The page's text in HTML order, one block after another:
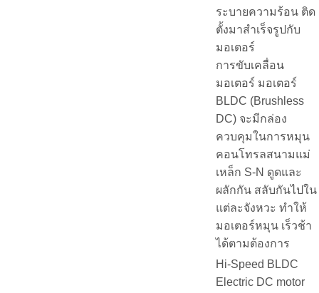
ระบายความร้อน ติด
ตั้งมาสำเร็จรูปกับ
มอเตอร์
การขับเคลื่อน
มอเตอร์ มอเตอร์
BLDC (Brushless
DC) จะมีกล่อง
ควบคุมในการหมุน
คอนโทรลสนามแม่
เหล็ก S-N ดูดและ
ผลักกัน สลับกันไปใน
แต่ละจังหวะ ทำให้
มอเตอร์หมุน เร็วช้า
ได้ตามต้องการ
Hi-Speed BLDC
Electric DC motor